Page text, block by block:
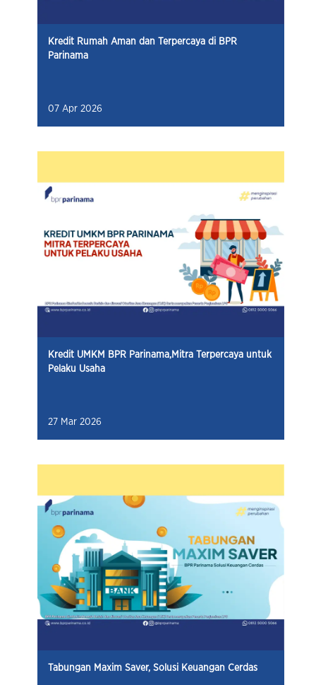
Kredit Rumah Aman dan Terpercaya di BPR
Parinama
07 Apr 2026
Kredit UMKM BPR Parinama,Mitra Terpercaya untuk
Pelaku Usaha
27 Mar 2026
Tabungan Maxim Saver, Solusi Keuangan Cerdas